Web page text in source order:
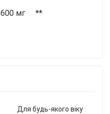
600 мг
**
Для будь-якого віку